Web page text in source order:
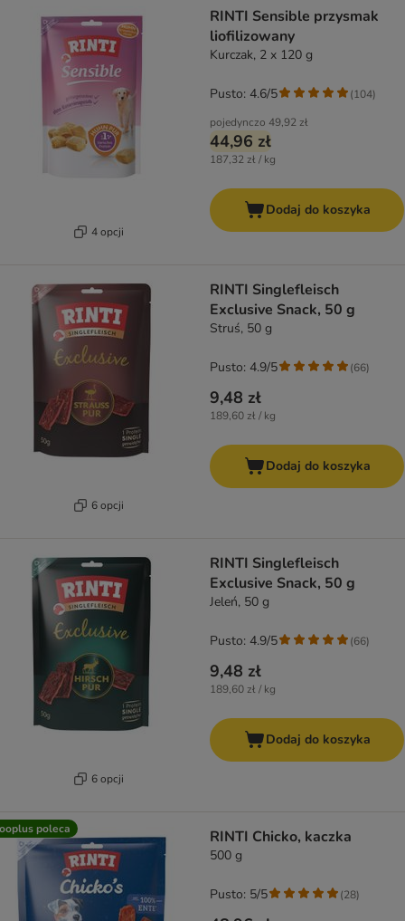
4 opcji
RINTI Sensible przysmak
liofilizowany
Kurczak, 2 x 120 g
pojedynczo 49,92 zł
44,96 zł
187,32 zł / kg
Pusto: 4.6/5 (104)
Dodaj do koszyka
6 opcji
RINTI Singlefleisch
Exclusive Snack, 50 g
Struś, 50 g
9,48 zł
189,60 zł / kg
Pusto: 4.9/5 (66)
Dodaj do koszyka
6 opcji
RINTI Singlefleisch
Exclusive Snack, 50 g
Jeleń, 50 g
9,48 zł
189,60 zł / kg
Pusto: 4.9/5 (66)
Dodaj do koszyka
poleca RINTI Chicko, kaczka
500 g
Pusto: 5/5 (28)